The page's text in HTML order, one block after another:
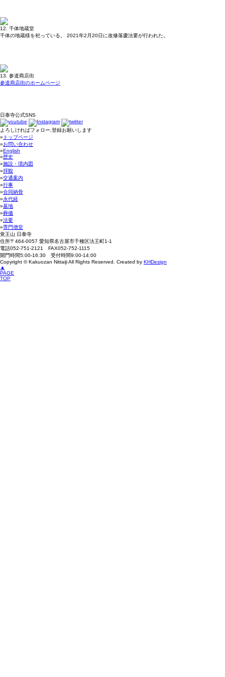
12. 千体地蔵堂
千体の地蔵様を祀っている。 2021年2月20日に改修落慶法要が行われた。
13. 参道商店街
参道商店街のホームページ
日泰寺公式SNS
よろしければフォロー,登録お願いします
» トップページ
»お問い合わせ
»English
» 歴史
»施設・境内図
»拝観
»交通案内
»行事
»合同納骨
»永代経
»墓地
»葬儀
»法要
»専門僧堂
覚王山 日泰寺
住所〒464-0057 愛知県名古屋市千種区法王町1-1
電話052-751-2121 FAX052-752-1115
開門時間5:00-16:30 受付時間9:00-14:00
Copyright ©Kakuozan NittaijiAll Rights Reserved. Created by KHDesign
▲
PAGE
TOP